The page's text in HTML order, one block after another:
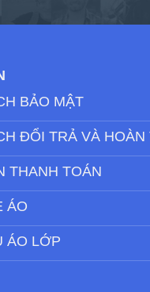
BẢO MẬT
ĐỔI TRẢ VÀ HOÀN
THANH TOÁN
ÁO
ÁO LỚP